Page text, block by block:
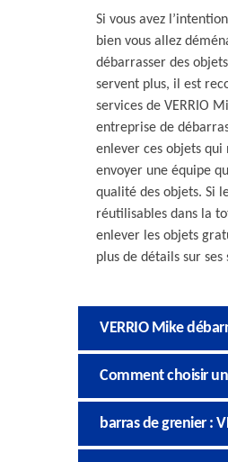
Si vous avez
bien vous allez
débarrasser des
servent plus, il est
services de VERRIO
entreprise de
enlever ces objets qui
envoyer une équipe
qualité des objets. Si
réutilisables dans la
enlever les objets
plus de détails sur ses
VERRIO Mike
Comment choisir
barras de grenier :